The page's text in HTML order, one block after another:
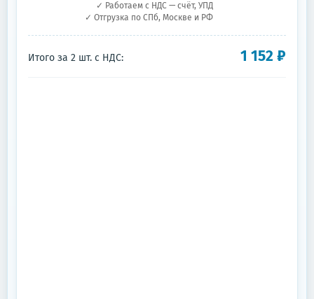
✓ Работаем с НДС — счёт, УПД
✓ Отгрузка по СПб, Москве и РФ
Итого за 2 шт. с НДС: 1 152 ₽